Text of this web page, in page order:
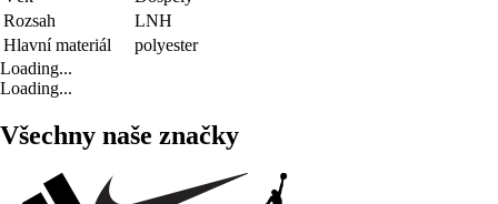
Rozsah
LNH
Hlavní materiál
polyester
Loading...
Loading...
Všechny naše značky